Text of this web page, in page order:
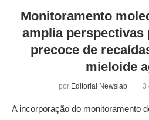
Monitoramento
amplia perspectivas
precoce de
mieloide
por Editorial Newslab 3
A incorporação do monitoramento